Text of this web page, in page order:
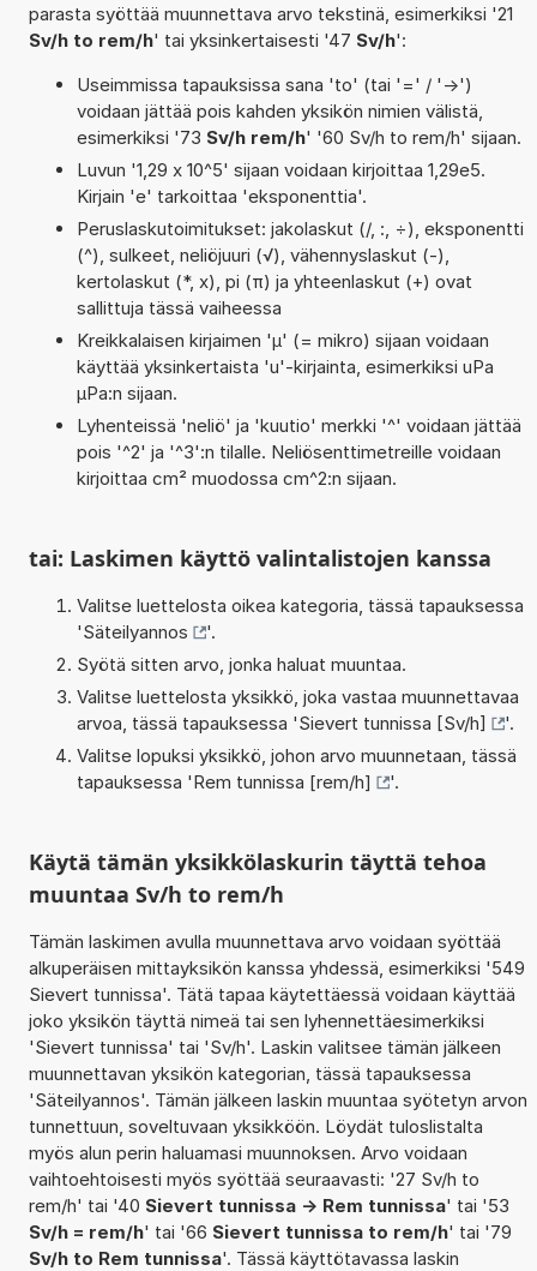
parasta syöttää muunnettava arvo tekstinä, esimerkiksi '21
Sv/h to rem/h' tai yksinkertaisesti '47 Sv/h':
Useimmissa tapauksissa sana 'to' (tai '=' / '->')
voidaan jättää pois kahden yksikön nimien välistä,
esimerkiksi '73 Sv/h rem/h' '60 Sv/h to rem/h' sijaan.
Luvun '1,29 x 10^5' sijaan voidaan kirjoittaa 1,29e5.
Kirjain 'e' tarkoittaa 'eksponenttia'.
Peruslaskutoimitukset: jakolaskut (/, :, ÷), eksponentti
(^), sulkeet, neliöjuuri (√), vähennyslaskut (-),
kertolaskut (*, x), pi (π) ja yhteenlaskut (+) ovat
sallittuja tässä vaiheessa
Kreikkalaisen kirjaimen 'µ' (= mikro) sijaan voidaan
käyttää yksinkertaista 'u'-kirjainta, esimerkiksi uPa
µPa:n sijaan.
Lyhenteissä 'neliö' ja 'kuutio' merkki '^' voidaan jättää
pois '^2' ja '^3':n tilalle. Neliösenttimetreille voidaan
kirjoittaa cm² muodossa cm^2:n sijaan.
tai: Laskimen käyttö valintalistojen kanssa
Valitse luettelosta oikea kategoria, tässä tapauksessa
'Säteilyannos
'.
Syötä sitten arvo, jonka haluat muuntaa.
Valitse luettelosta yksikkö, joka vastaa muunnettavaa
arvoa, tässä tapauksessa 'Sievert tunnissa [Sv/h]
'.
Valitse lopuksi yksikkö, johon arvo muunnetaan, tässä
tapauksessa 'Rem tunnissa [rem/h] '.
Käytä tämän yksikkölaskurin täyttä tehoa
muuntaa Sv/h to rem/h
Tämän laskimen avulla muunnettava arvo voidaan syöttää
alkuperäisen mittayksikön kanssa yhdessä, esimerkiksi '549
Sievert tunnissa'. Tätä tapaa käytettäessä voidaan käyttää
joko yksikön täyttä nimeä tai sen lyhennettäesimerkiksi
'Sievert tunnissa' tai 'Sv/h'. Laskin valitsee tämän jälkeen
muunnettavan yksikön kategorian, tässä tapauksessa
'Säteilyannos'. Tämän jälkeen laskin muuntaa syötetyn arvon
tunnettuun, soveltuvaan yksikköön. Löydät tuloslistalta
myös alun perin haluamasi muunnoksen. Arvo voidaan
vaihtoehtoisesti myös syöttää seuraavasti: '27 Sv/h to
rem/h' tai '40 Sievert tunnissa -> Rem tunnissa' tai '53
Sv/h = rem/h' tai '66 Sievert tunnissa to rem/h' tai '79
Sv/h to Rem tunnissa'. Tässä käyttötavassa laskin